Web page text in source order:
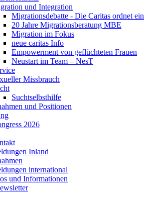
und Integration
Migrationsdebatte - Die Caritas ordnet ein
20 Jahre Migrationsberatung MBE
Migration im Fokus
neue caritas Info
Empowerment von geflüchteten Frauen
Neustart im Team – NesT
Missbrauch
Suchtselbsthilfe
und Positionen
2026
Inland
international
und Informationen